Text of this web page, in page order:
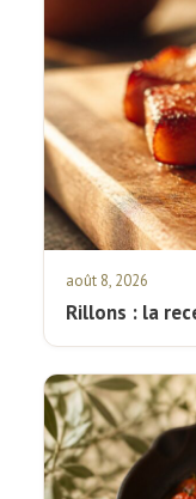
août 8, 2026
Rillons : la